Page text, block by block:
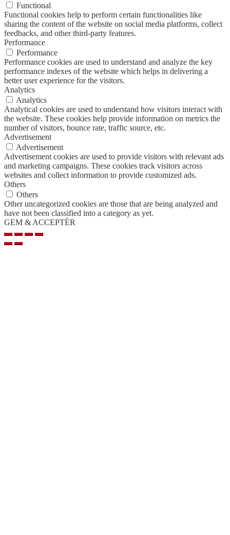
Functional
Functional cookies help to perform certain functionalities like
sharing the content of the website on social media platforms, collect
feedbacks, and other third-party features.
Performance
Performance
Performance cookies are used to understand and analyze the key
performance indexes of the website which helps in delivering a
better user experience for the visitors.
Analytics
Analytics
Analytical cookies are used to understand how visitors interact with
the website. These cookies help provide information on metrics the
number of visitors, bounce rate, traffic source, etc.
Advertisement
Advertisement
Advertisement cookies are used to provide visitors with relevant ads
and marketing campaigns. These cookies track visitors across
websites and collect information to provide customized ads.
Others
Others
Other uncategorized cookies are those that are being analyzed and
have not been classified into a category as yet.
GEM & ACCEPTÈR